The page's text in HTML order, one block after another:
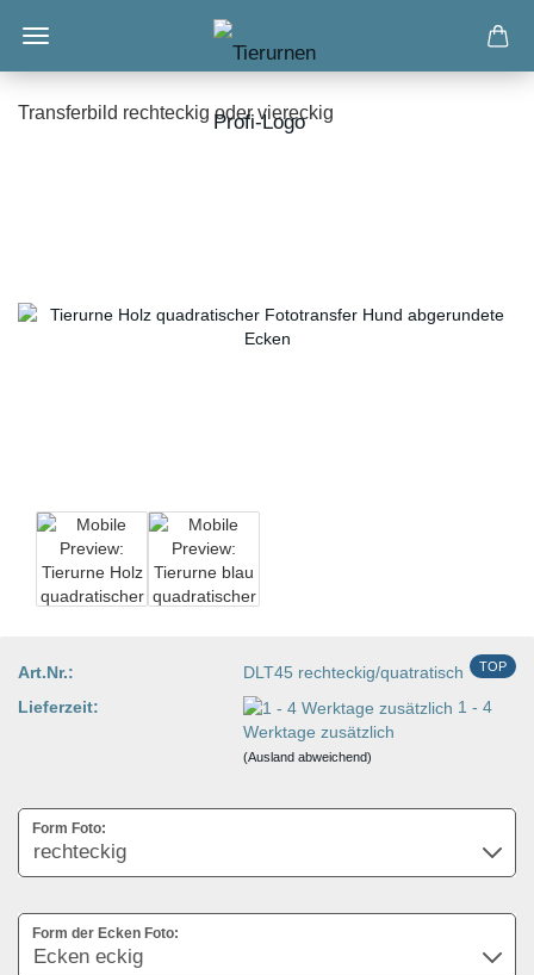
Transferbild rechteckig oder viereckig
TOP
Art.Nr.:
DLT45 rechteckig/quatratisch
Lieferzeit:
1 - 4
Werktage zusätzlich
(Ausland abweichend)
Form Foto:
Form der Ecken Foto: